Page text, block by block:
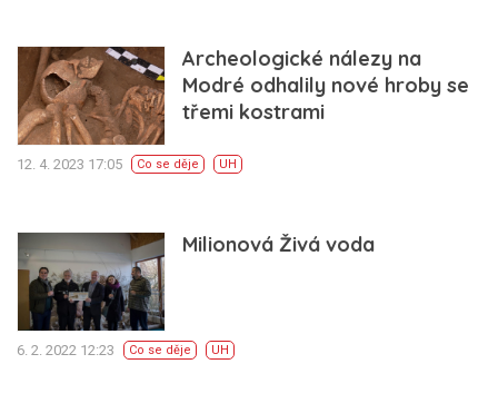
Archeologické nálezy na
Modré odhalily nové hroby se
třemi kostrami
12. 4. 2023 17:05 Co se děje UH
Milionová Živá voda
6. 2. 2022 12:23 Co se děje UH